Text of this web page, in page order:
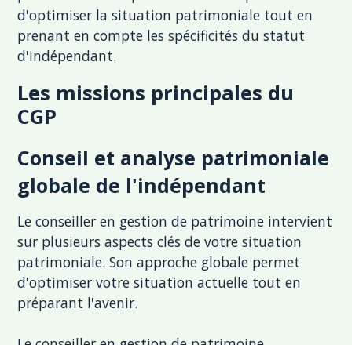
d'optimiser la situation patrimoniale tout en
prenant en compte les spécificités du statut
d'indépendant.
Les missions principales du
CGP
Conseil et analyse patrimoniale
globale de l'indépendant
Le conseiller en gestion de patrimoine intervient
sur plusieurs aspects clés de votre situation
patrimoniale. Son approche globale permet
d'optimiser votre situation actuelle tout en
préparant l'avenir.